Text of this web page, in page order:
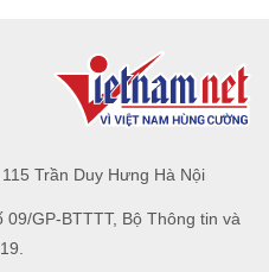
Trần Duy Hưng Hà Nội
GP-BTTTT, Bộ Thông tin và